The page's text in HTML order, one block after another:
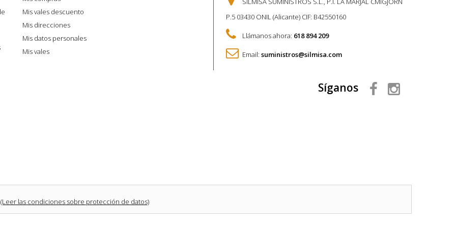
Mis vales descuento
Mis direcciones
Mis datos personales
Mis vales
P.5 03430 ONIL (Alicante) CIF: B42550160
Llámanos ahora: 618 894 209
Email: suministros@silmisa.com
Síganos
(Leer las condiciones sobre protección de datos)